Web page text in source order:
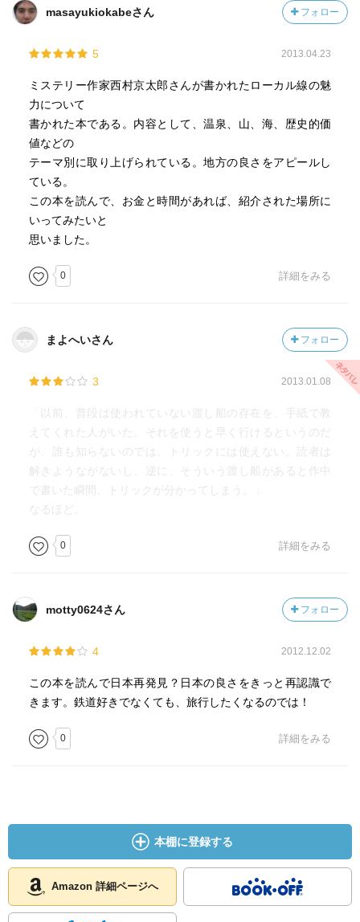
masayukiokabeさん フォロー
5 2013.04.23
ミステリー作家西村京太郎さんが書かれたローカル線の魅
力について
書かれた本である。内容として、温泉、山、海、歴史的価
値などの
テーマ別に取り上げられている。地方の良さをアピールし
ている。
この本を読んで、お金と時間があれば、紹介された場所に
いってみたいと
思いました。
0 詳細をみる
まよへいさん フォロー
3 2013.01.08
「以前、普段は使われていない渡し船の存在を、手紙で教
えてくれた人がいた。それを使うと早く行けるというのだ
が、誰も知らないのでは、トリックには使えない。読者は
解きようながないし、逆に、そういう渡し船があると作中
で書いた瞬間、トリックが分かってしまう。」
なるほど。
0 詳細をみる
motty0624さん フォロー
4 2012.12.02
この本を読んで日本再発見？日本の良さをきっと再認識で
きます。鉄道好きでなくても、旅行したくなるのでは！
0 詳細をみる
本棚に登録する
Amazon 詳細ページへ